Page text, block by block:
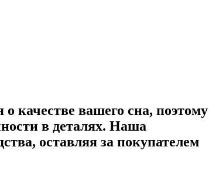
качестве вашего сна, поэтому
в деталях. Наша
оставляя за покупателем